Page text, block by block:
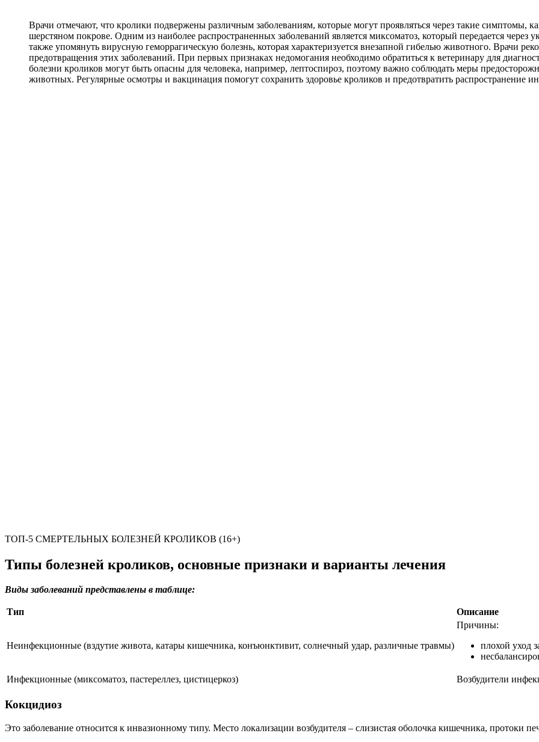
Врачи отмечают, что кролики подвержены различным заболеваниям, которые могут проявляться через такие симптомы,
шерстяном покрове. Одним из наиболее распространенных заболеваний является миксоматоз, который передается
также упомянуть вирусную геморрагическую болезнь, которая характеризуется внезапной гибелью животного. Врачи
предотвращения этих заболеваний. При первых признаках недомогания необходимо обратиться к ветеринару для
болезни кроликов могут быть опасны для человека, например, лептоспироз, поэтому важно соблюдать меры
животных. Регулярные осмотры и вакцинация помогут сохранить здоровье кроликов и предотвратить распространение
ТОП-5 СМЕРТЕЛЬНЫХ БОЛЕЗНЕЙ КРОЛИКОВ (16+)
Типы болезней кроликов, основные признаки и варианты лечения
Виды заболеваний представлены в таблице:
Тип Описание
Неинфекционные (вздутие живота, катары кишечника, конъюнктивит, солнечный удар, различные травмы)
Причины:
плохой уход
Инфекционные (миксоматоз, пастереллез, цистицеркоз) Возбудители
Кокцидиоз
Это заболевание относится к инвазионному типу. Место локализации возбудителя – слизистая оболочка кишечника, протоки